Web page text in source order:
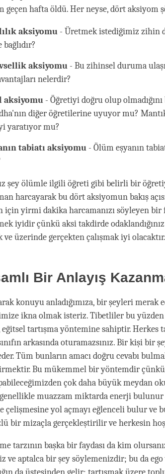
geçen hafta öldü. Her neyse, dört aksiyom
aksiyomu - Üretmek istediğimiz zihin
bağlıdır?
aksiyomu - Bu zihinsel duruma
nelerdir?
aksiyomu - Öğretiyi doğru olup
diğer öğretilerine uyuyor mu?
yaratıyor mu?
tabiatı aksiyomu - Ölüm eşyanın
şey ölümle ilgili öğreti gibi belirli bir
harcayarak bu dört aksiyomun bakış
için yirmi dakika harcamanızı söyleyen
iyidir çünkü aksi takdirde
ve üzerinde gerçekten çalışmak iyi olacaktır.
Bir Anlayış
konuyu anladığımıza, bir şeyleri
ikna olmak isteriz. Tibetliler bu yüzden
tartışma yöntemine sahiptir. Herkes
arkasında oturamazsınız. Bir kişi
Tüm bunların amacı doğru cevabı
Bu mükemmel bir yöntemdir
çok daha büyük meydan
muazzam miktarda enerji
çelişmesine yol açmayı eğlenceli bulur ve
bir mizaçla gerçekleştirilir ve herkesin
tarzının başka bir faydası da kim
ve aptalca bir şey söylemenizdir; bu da